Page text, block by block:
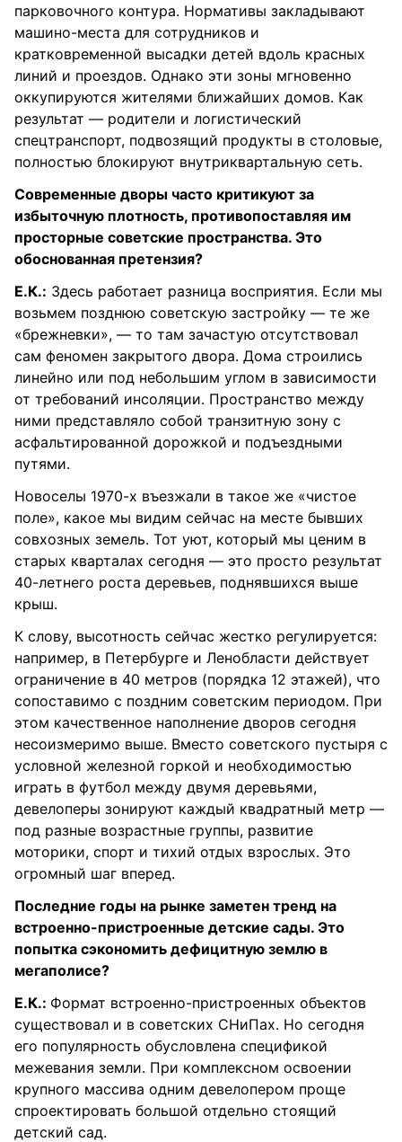
парковочного контура. Нормативы закладывают
машино-места для сотрудников и
кратковременной высадки детей вдоль красных
линий и проездов. Однако эти зоны мгновенно
оккупируются жителями ближайших домов. Как
результат — родители и логистический
спецтранспорт, подвозящий продукты в столовые,
полностью блокируют внутриквартальную сеть.
Современные дворы часто критикуют за
избыточную плотность, противопоставляя им
просторные советские пространства. Это
обоснованная претензия?
Е.К.: Здесь работает разница восприятия. Если мы
возьмем позднюю советскую застройку — те же
«брежневки», — то там зачастую отсутствовал
сам феномен закрытого двора. Дома строились
линейно или под небольшим углом в зависимости
от требований инсоляции. Пространство между
ними представляло собой транзитную зону с
асфальтированной дорожкой и подъездными
путями.
Новоселы 1970-х въезжали в такое же «чистое
поле», какое мы видим сейчас на месте бывших
совхозных земель. Тот уют, который мы ценим в
старых кварталах сегодня — это просто результат
40-летнего роста деревьев, поднявшихся выше
крыш.
К слову, высотность сейчас жестко регулируется:
например, в Петербурге и Ленобласти действует
ограничение в 40 метров (порядка 12 этажей), что
сопоставимо с поздним советским периодом. При
этом качественное наполнение дворов сегодня
несоизмеримо выше. Вместо советского пустыря с
условной железной горкой и необходимостью
играть в футбол между двумя деревьями,
девелоперы зонируют каждый квадратный метр —
под разные возрастные группы, развитие
моторики, спорт и тихий отдых взрослых. Это
огромный шаг вперед.
Последние годы на рынке заметен тренд на
встроенно-пристроенные детские сады. Это
попытка сэкономить дефицитную землю в
мегаполисе?
Е.К.: Формат встроенно-пристроенных объектов
существовал и в советских СНиПах. Но сегодня
его популярность обусловлена спецификой
межевания земли. При комплексном освоении
крупного массива одним девелопером проще
спроектировать большой отдельно стоящий
детский сад.